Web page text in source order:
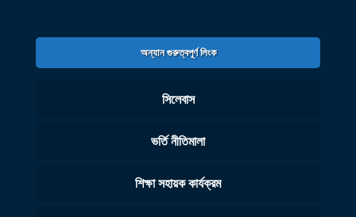
অন্যান গুরুত্বপূর্ণ লিংক
সিলেবাস
ভর্তি নীতিমালা
শিক্ষা সহায়ক কার্যক্রম